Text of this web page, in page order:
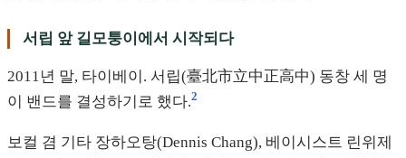
서립 앞 길모퉁이에서 시작되다
2011년 말, 타이베이. 서립(臺北市立中正高中) 동창 세 명
이 밴드를 결성하기로 했다.2
보컬 겸 기타 장하오탕(Dennis Chang), 베이시스트 린위제